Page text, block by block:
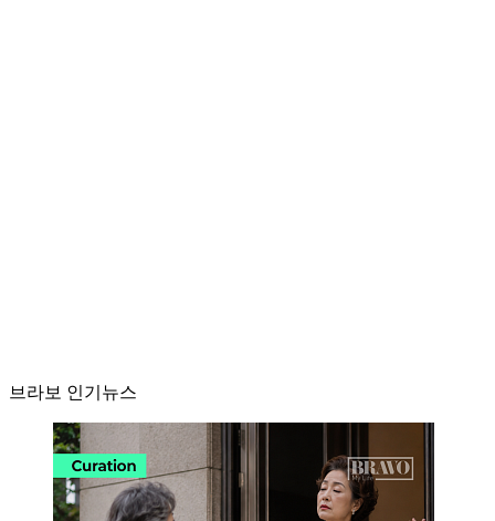
브라보 인기뉴스